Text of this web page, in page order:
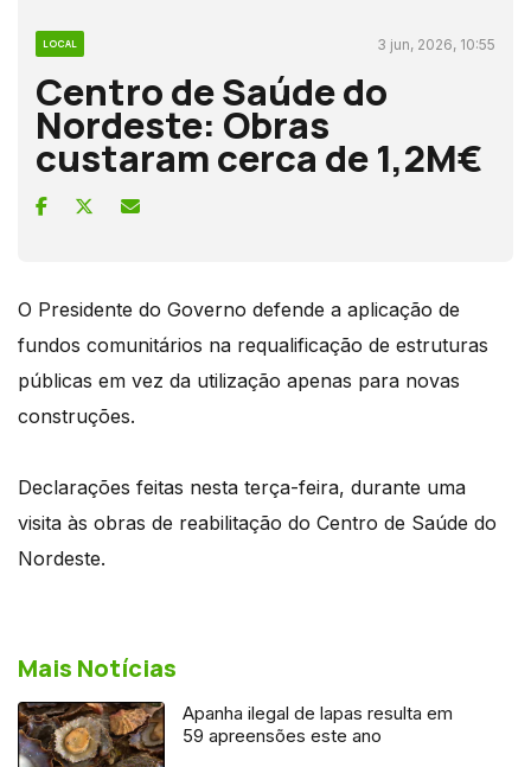
LOCAL 3 jun, 2026, 10:55
Centro de Saúde do
Nordeste: Obras
custaram cerca de 1,2M€
O Presidente do Governo defende a aplicação de
fundos comunitários na requalificação de estruturas
públicas em vez da utilização apenas para novas
construções.
Declarações feitas nesta terça-feira, durante uma
visita às obras de reabilitação do Centro de Saúde do
Nordeste.
Mais Notícias
Apanha ilegal de lapas resulta em
59 apreensões este ano